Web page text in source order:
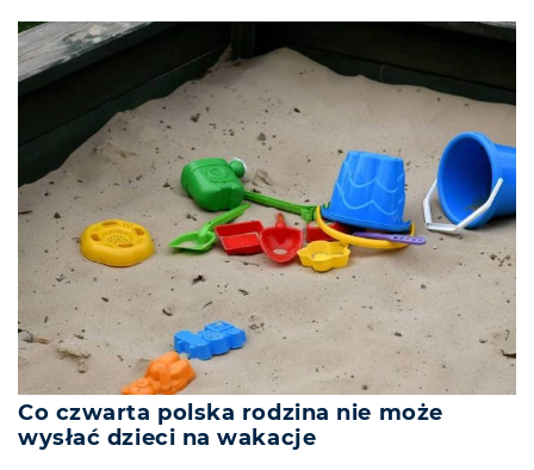
Co czwarta polska rodzina nie może
wysłać dzieci na wakacje